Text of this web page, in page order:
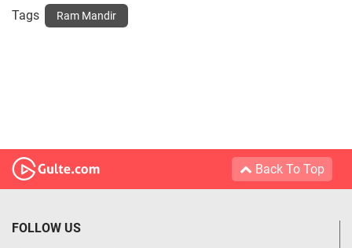
Tags Ram Mandir
Back To Top
FOLLOW US